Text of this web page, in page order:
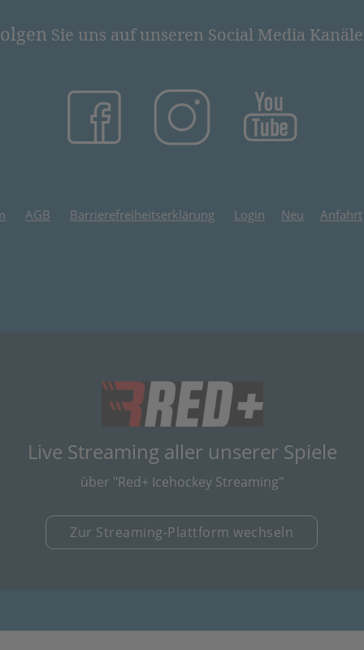
Sie uns auf unseren Social Media
(öffnet in neuem Tab)(öffnet in neuem Tab)
AGB Barrierefreiheitserklärung Login Neu Anfahrt
Live Streaming aller unserer Spiele
über "Red+ Icehockey Streaming"
Zur Streaming-Plattform wechseln